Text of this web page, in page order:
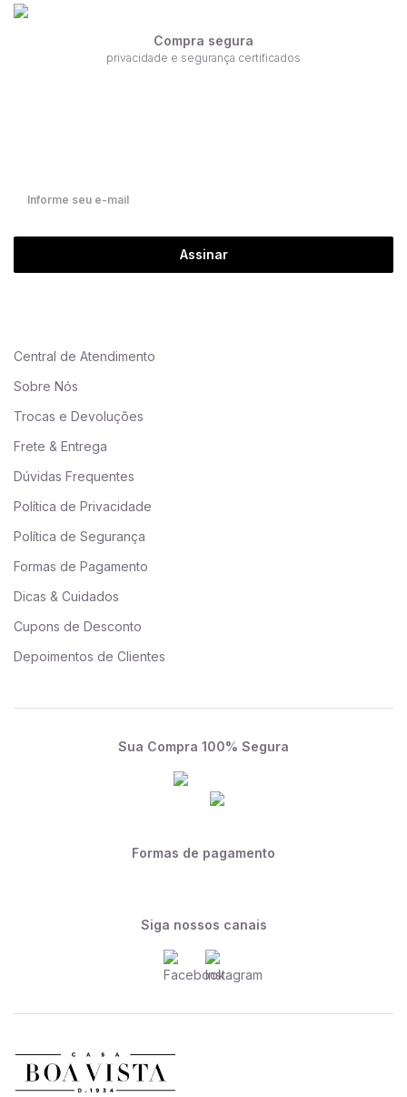
Compra segura
privacidade e segurança certificados
Assinar
Central de Atendimento
Sobre Nós
Trocas e Devoluções
Frete & Entrega
Dúvidas Frequentes
Política de Privacidade
Política de Segurança
Formas de Pagamento
Dicas & Cuidados
Cupons de Desconto
Depoimentos de Clientes
Sua Compra 100% Segura
Formas de pagamento
Siga nossos canais